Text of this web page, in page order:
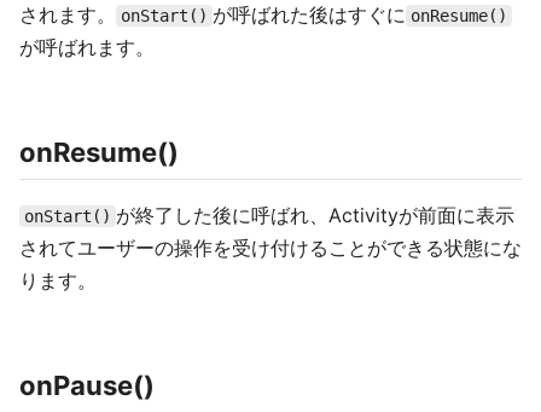
されます。
onStart() が呼ばれた後はすぐに onResume()
が呼ばれます。
onResume()
onStart() が終了した後に呼ばれ、Activityが前面に表示
されてユーザーの操作を受け付けることができる状態にな
ります。
onPause()